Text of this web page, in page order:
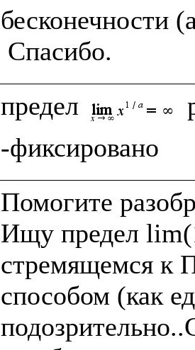
бесконечности
предел
Помогите
Ищу предел
стремящемся к
способом (как